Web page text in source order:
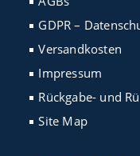
tab
tab
GDPR –
Versandkosten
Impressum
Rückgabe- und
Site Map